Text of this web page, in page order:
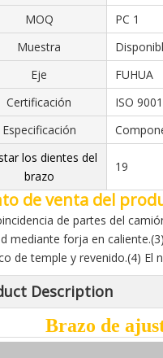
MOQ
PC 1
Muestra
Eje
FUHUA
Certificación
ISO 9001
Especificación
los dientes del
brazo
19
de venta del
de partes del
mediante forja en
de temple y revenido.(4) El
Description
Brazo de